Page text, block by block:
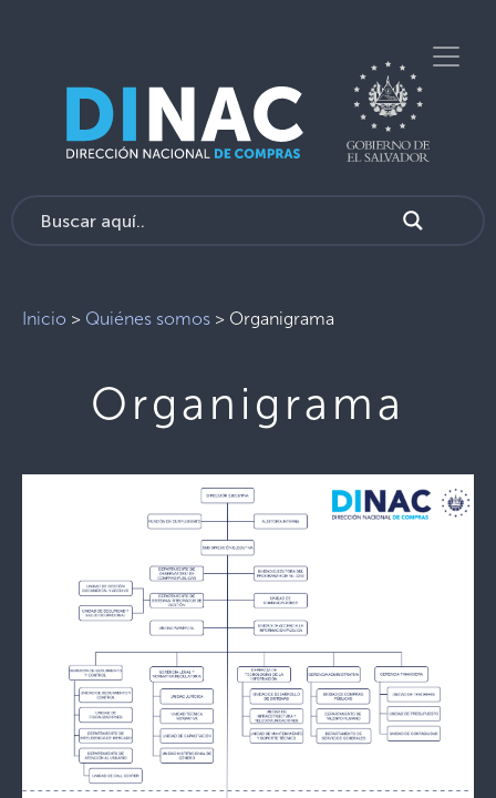
Inicio > Quiénes somos > Organigrama
Organigrama